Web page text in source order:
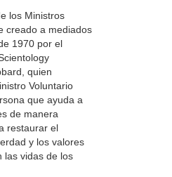
los Ministros
creado a mediados
1970 por el
quien
Voluntario
que ayuda a
de manera
restaurar el
y los valores
las vidas de los